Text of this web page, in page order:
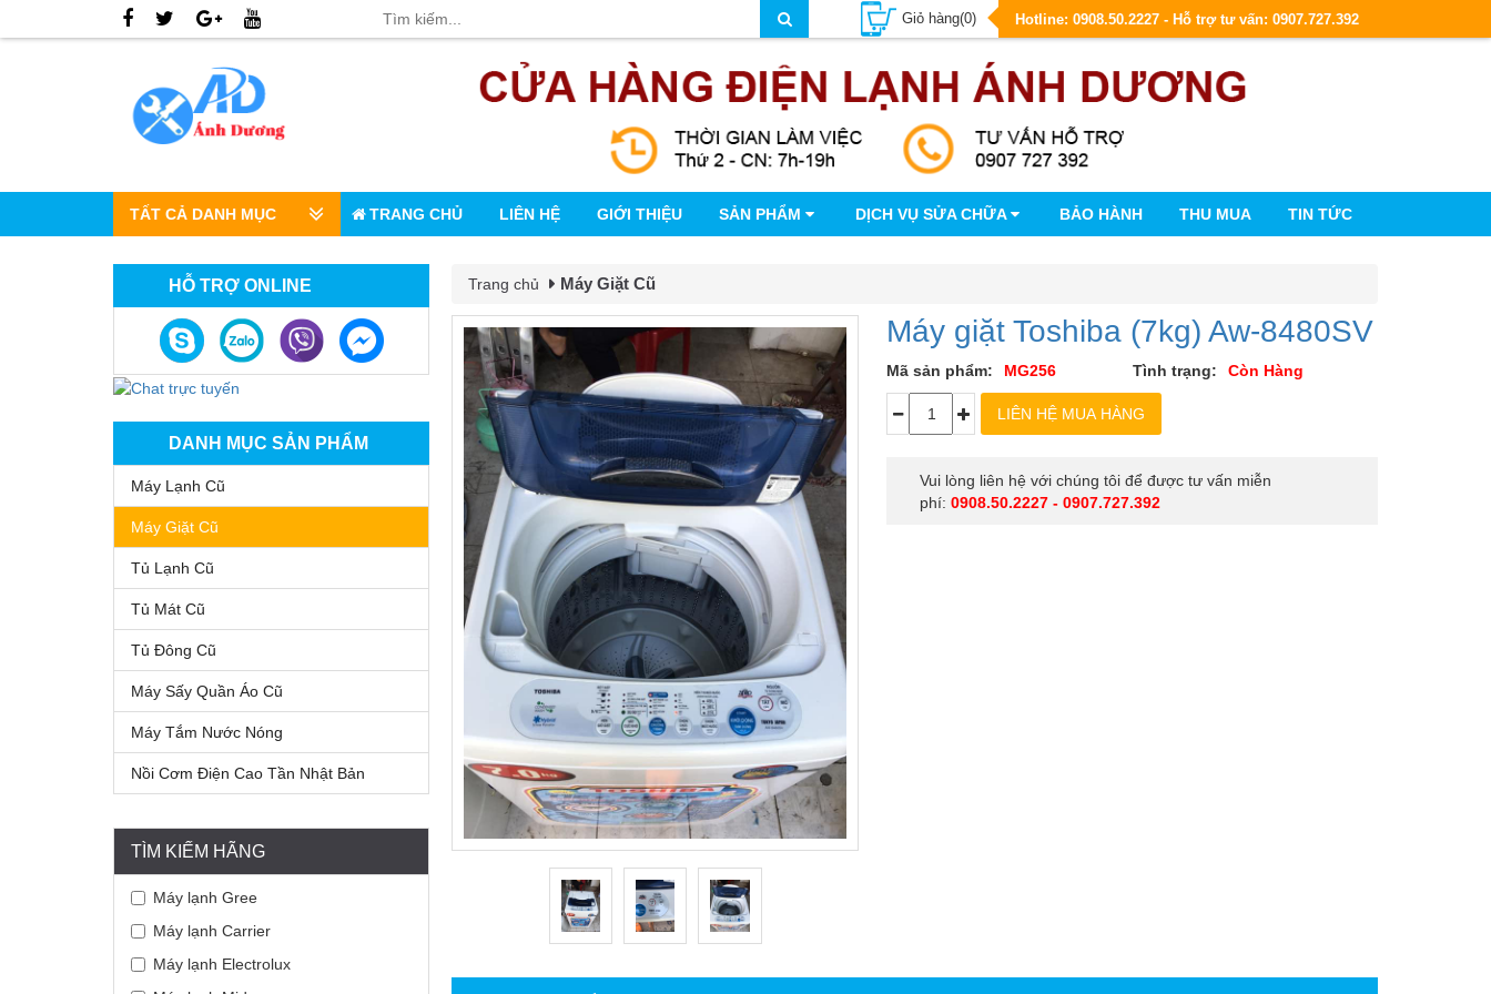
Giỏ hàng(0) Hotline: 0908.50.2227 - Hỗ trợ tư vấn: 0907.727.392
TẤT CẢ DANH MỤC TRANG CHỦ LIÊN HỆ GIỚI THIỆU SẢN PHẨM DỊCH VỤ SỬA CHỮA BẢO HÀNH THU MUA TIN TỨC
HỖ TRỢ ONLINE
DANH MỤC SẢN PHẨM
Máy Lạnh Cũ
Máy Giặt Cũ
Tủ Lạnh Cũ
Tủ Mát Cũ
Tủ Đông Cũ
Máy Sấy Quần Áo Cũ
Máy Tắm Nước Nóng
Nồi Cơm Điện Cao Tần Nhật Bản
TÌM KIẾM HÃNG
Máy lạnh Gree
Máy lạnh Carrier
Máy lạnh Electrolux
Trang chủ Máy Giặt Cũ
Máy giặt Toshiba (7kg) Aw-8480SV
Mã sản phẩm: MG256 Tình trạng: Còn Hàng
Vui lòng liên hệ với chúng tôi để được tư vấn miễn
phí:0908.50.2227 - 0907.727.392